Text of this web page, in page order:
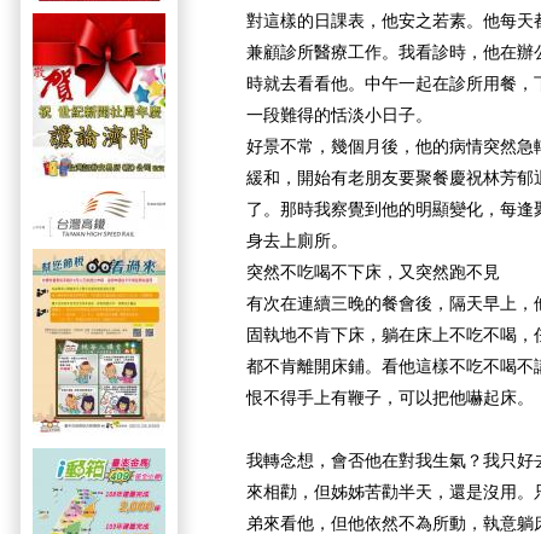
對這樣的日課表，他安之若素。他每
兼顧診所醫療工作。我看診時，他在
時就去看看他。中午一起在診所用餐
一段難得的恬淡小日子。
好景不常，幾個月後，他的病情突然
緩和，開始有老朋友要聚餐慶祝林芳
了。那時我察覺到他的明顯變化，每
身去上廁所。
突然不吃喝不下床，又突然跑不見
有次在連續三晚的餐會後，隔天早上
固執地不肯下床，躺在床上不吃不喝
都不肯離開床鋪。看他這樣不吃不喝
恨不得手上有鞭子，可以把他嚇起床。
我轉念想，會否他在對我生氣？我只
來相勸，但姊姊苦勸半天，還是沒用
弟來看他，但他依然不為所動，執意